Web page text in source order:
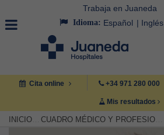
Trabaja en Juaneda
Idioma: Español Inglés
Cita online +34 971 280 000
Mis resultados
INICIO CUADRO MÉDICO Y PROFESIONAL